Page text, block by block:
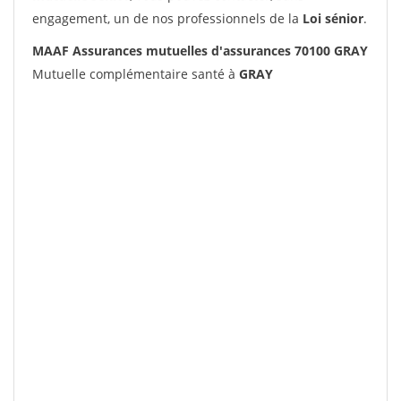
engagement, un de nos professionnels de la Loi sénior.
MAAF Assurances mutuelles d'assurances 70100 GRAY
Mutuelle complémentaire santé à GRAY